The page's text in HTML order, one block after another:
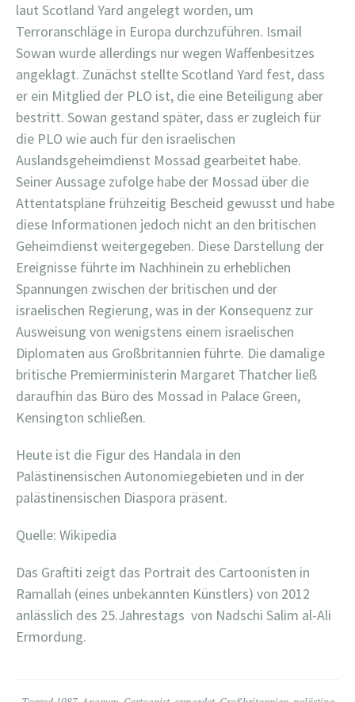
laut Scotland Yard angelegt worden, um
Terroranschläge in Europa durchzuführen. Ismail
Sowan wurde allerdings nur wegen Waffenbesitzes
angeklagt. Zunächst stellte Scotland Yard fest, dass
er ein Mitglied der PLO ist, die eine Beteiligung aber
bestritt. Sowan gestand später, dass er zugleich für
die PLO wie auch für den israelischen
Auslandsgeheimdienst Mossad gearbeitet habe.
Seiner Aussage zufolge habe der Mossad über die
Attentatspläne frühzeitig Bescheid gewusst und habe
diese Informationen jedoch nicht an den britischen
Geheimdienst weitergegeben. Diese Darstellung der
Ereignisse führte im Nachhinein zu erheblichen
Spannungen zwischen der britischen und der
israelischen Regierung, was in der Konsequenz zur
Ausweisung von wenigstens einem israelischen
Diplomaten aus Großbritannien führte. Die damalige
britische Premierministerin Margaret Thatcher ließ
daraufhin das Büro des Mossad in Palace Green,
Kensington schließen.
Heute ist die Figur des Handala in den
Palästinensischen Autonomiegebieten und in der
palästinensischen Diaspora präsent.
Quelle: Wikipedia
Das Graftiti zeigt das Portrait des Cartoonisten in
Ramallah (eines unbekannten Künstlers) von 2012
anlässlich des 25.Jahrestags von Nadschi Salim al-Ali
Ermordung.